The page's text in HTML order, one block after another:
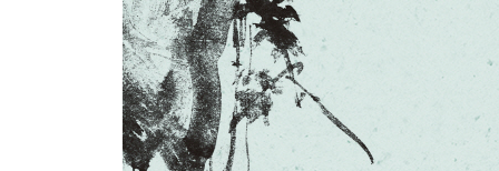
고요하고 적막한 경지_유숙, [오수삼매]
서방정토로 나아가는 마음 수레_김홍도, [염불서승
내 마음의 초상_타쿠앙 소호, [원상상]
3. 도법자연(道法自然) 선지일상(禪旨日常)